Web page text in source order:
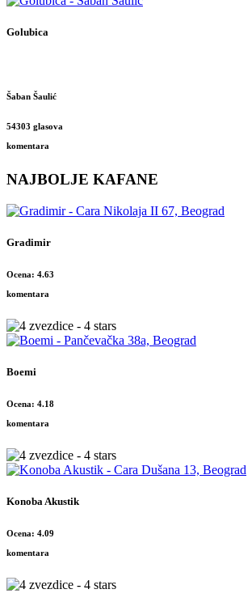
Golubica
Šaban Šaulić
54303 glasova
komentara
NAJBOLJE KAFANE
Gradimir
Ocena: 4.63
komentara
Boemi
Ocena: 4.18
komentara
Konoba Akustik
Ocena: 4.09
komentara